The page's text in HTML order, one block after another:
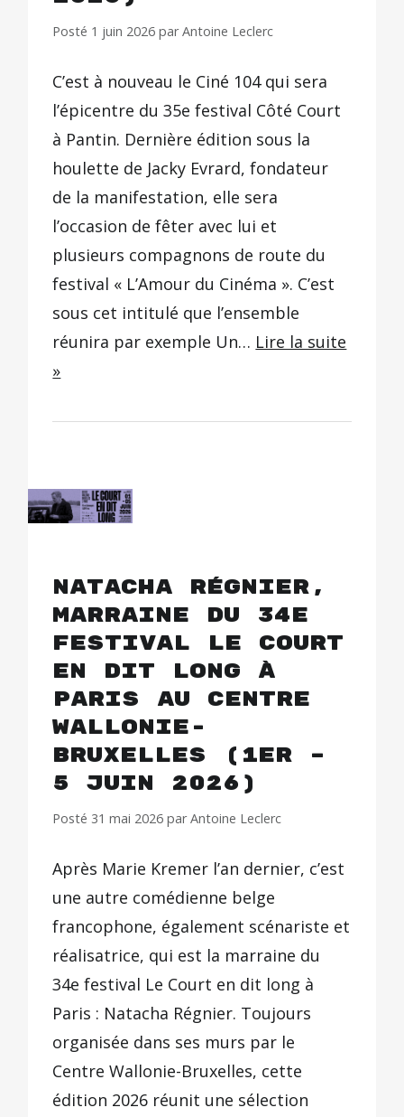
Posté 1 juin 2026 par Antoine Leclerc
C’est à nouveau le Ciné 104 qui sera
l’épicentre du 35e festival Côté Court
à Pantin. Dernière édition sous la
houlette de Jacky Evrard, fondateur
de la manifestation, elle sera
l’occasion de fêter avec lui et
plusieurs compagnons de route du
festival « L’Amour du Cinéma ». C’est
sous cet intitulé que l’ensemble
réunira par exemple Un… Lire la suite
»
Natacha Régnier,
marraine du 34e
festival Le Court
en dit long à
Paris au Centre
Wallonie-
Bruxelles (1er –
5 juin 2026)
Posté 31 mai 2026 par Antoine Leclerc
Après Marie Kremer l’an dernier, c’est
une autre comédienne belge
francophone, également scénariste et
réalisatrice, qui est la marraine du
34e festival Le Court en dit long à
Paris : Natacha Régnier. Toujours
organisée dans ses murs par le
Centre Wallonie-Bruxelles, cette
édition 2026 réunit une sélection